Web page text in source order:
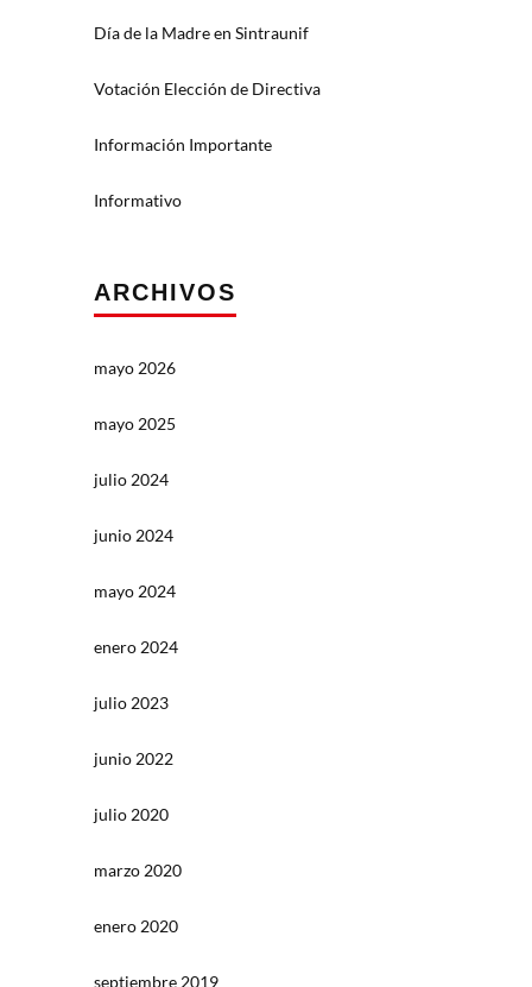
Día de la Madre en Sintraunif
Votación Elección de Directiva
Información Importante
Informativo
ARCHIVOS
mayo 2026
mayo 2025
julio 2024
junio 2024
mayo 2024
enero 2024
julio 2023
junio 2022
julio 2020
marzo 2020
enero 2020
septiembre 2019